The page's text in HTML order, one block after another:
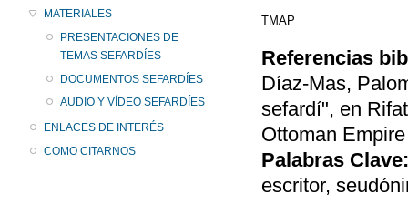
MATERIALES
PRESENTACIONES DE
TEMAS SEFARDÍES
DOCUMENTOS SEFARDÍES
AUDIO Y VÍDEO SEFARDÍES
ENLACES DE INTERÉS
COMO CITARNOS
TMAP
Referencias
Díaz-Mas,
sefardí", en
Ottoman
Palabras Clave:
escritor,